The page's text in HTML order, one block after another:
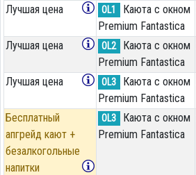
Лучшая цена OL1
Каюта с окном
Premium Fantastica
Лучшая цена OL2
Каюта с окном
Premium Fantastica
Лучшая цена OL3
Каюта с окном
Premium Fantastica
Бесплатный
апгрейд кают +
безалкогольные
напитки
OL3
Каюта с окном
Premium Fantastica